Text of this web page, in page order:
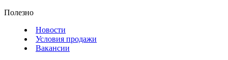
Полезно
Новости
Условия продажи
Вакансии